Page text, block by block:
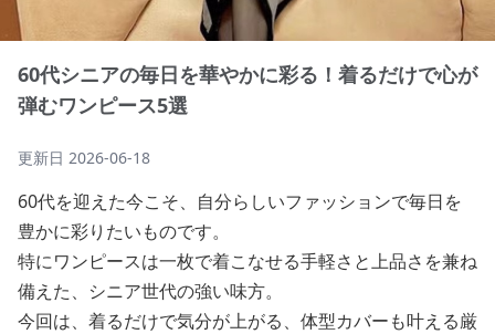
60代シニアの毎日を華やかに彩る！着るだけで心が
弾むワンピース5選
更新日 2026-06-18
60代を迎えた今こそ、自分らしいファッションで毎日を
豊かに彩りたいものです。
特にワンピースは一枚で着こなせる手軽さと上品さを兼ね
備えた、シニア世代の強い味方。
今回は、着るだけで気分が上がる、体型カバーも叶える厳